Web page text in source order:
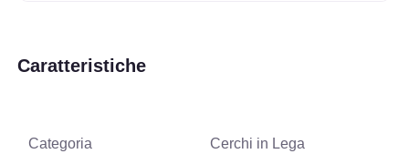
Caratteristiche
Categoria Cerchi in Lega